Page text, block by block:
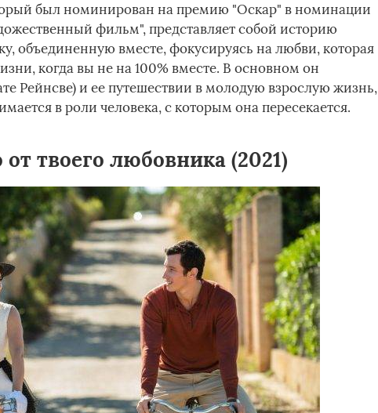
был номинирован на премию "Оскар" в номинации
фильм", представляет собой историю
объединенную вместе, фокусируясь на любви, которая
когда вы не на 100% вместе. В основном он
Рейнсве) и ее путешествии в молодую взрослую жизнь,
в роли человека, с которым она пересекается.
твоего любовника (2021)